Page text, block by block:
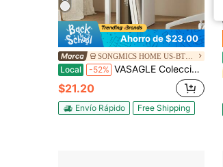
Ahorro de $23.00
SONGMICS HOME US-BTG-1
Local -52% VASAGLE Colección Custos - Estantería, librería de 2 niveles, estante para libros, estante de almacenamiento abierto, 9.4 x 7.9 x 25.2 pulgadas, para sala de estar, oficina en casa, comedor
$21.20
Envío Rápido Free Shipping